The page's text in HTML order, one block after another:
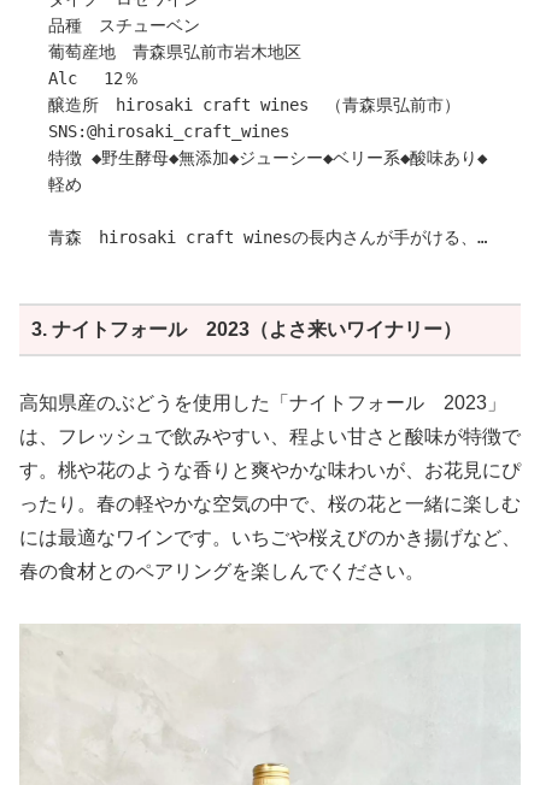
てお楽しみください。
〇ラベルについて
ラベルには風間さんご家族の収穫時に写真を撮らせて頂
き、イラストに描いています。
〇【TAKAHIRO WINE】について
され、３０歳の時にワイン造りを決意し渡豪。
研修されました。そこで得た経験をもとに地元 茨城県で
ワイナリーの設立を目標に2023年の4月から宮城県の
Fattoria AL FIOREさんで栽培、醸造、業務全般を研修
故郷でのワイン作りを通し、地元食材の循環や県外からの
観光など、地元に根付く既存のコミュニティを活性化させ
ることで、生まれ育った茨城へ還元ができるのではと日々
研修に励まれています。
引用：TAKAHIRO WINE
品種 スチューベン
葡萄産地 青森県弘前市岩木地区
Alc 12％
醸造所 hirosaki craft wines （青森県弘前市）
SNS:@hirosaki_craft_wines
特徴 ◆野生酵母◆無添加◆ジューシー◆ベリー系◆酸味あり◆
軽め
青森 hirosaki craft winesの長内さんが手がける、
クリアで淡い朱色。心地よい果汁感とフレッシュで自然な
瑞々しさを感じさせます。
かさがあり、滑らかな仕上がり。
今注目のスチューベンを是非一度お試しください！
作り手さんから
〇コンセプトについて
2021年春に青森県弘前市弥生地区の岩木山麓東向き斜面に
圃場を開設、2023年には、自社畑で初収穫を行い、弘前醸
造農事組合法人として小さな醸造場「弘前醸造ワイナリー
&シードルリー」を完成させました。
低温下で70⽇間かけてゆっくりと発酵、その後40⽇間解放
3. ナイトフォール 2023（よさ来いワイナリー）
高知県産のぶどうを使用した「ナイトフォール 2023」
は、フレッシュで飲みやすい、程よい甘さと酸味が特徴で
す。桃や花のような香りと爽やかな味わいが、お花見にぴ
ったり。春の軽やかな空気の中で、桜の花と一緒に楽しむ
には最適なワインです。いちごや桜えびのかき揚げなど、
春の食材とのペアリングを楽しんでください。